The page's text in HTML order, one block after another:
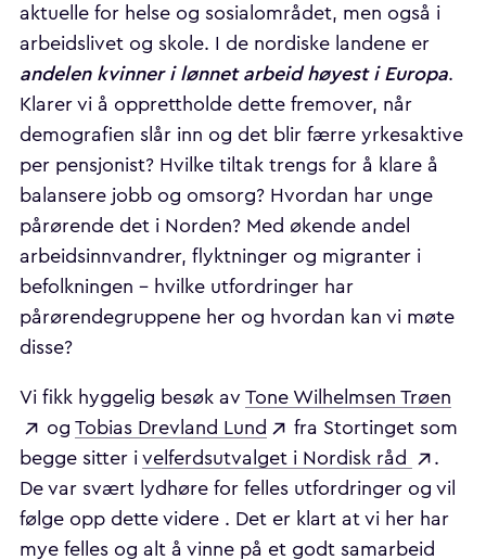
aktuelle for helse og sosialområdet, men også i
arbeidslivet og skole. I de nordiske landene er
andelen kvinner i lønnet arbeid høyest i Europa.
Klarer vi å opprettholde dette fremover, når
demografien slår inn og det blir færre yrkesaktive
per pensjonist? Hvilke tiltak trengs for å klare å
balansere jobb og omsorg? Hvordan har unge
pårørende det i Norden? Med økende andel
arbeidsinnvandrer, flyktninger og migranter i
befolkningen – hvilke utfordringer har
pårørendegruppene her og hvordan kan vi møte
disse?
Vi fikk hyggelig besøk av Tone Wilhelmsen Trøen
og Tobias Drevland Lund
fra Stortinget som
begge sitter i velferdsutvalget i Nordisk råd
.
De var svært lydhøre for felles utfordringer og vil
følge opp dette videre . Det er klart at vi her har
mye felles og alt å vinne på et godt samarbeid